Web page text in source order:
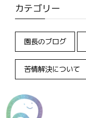
カテゴリー
園長のブログ
苦情解決について